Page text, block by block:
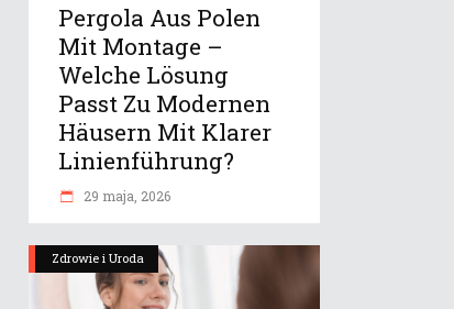
Pergola Aus Polen
Mit Montage –
Welche Lösung
Passt Zu Modernen
Häusern Mit Klarer
Linienführung?
29 maja, 2026
Zdrowie i Uroda